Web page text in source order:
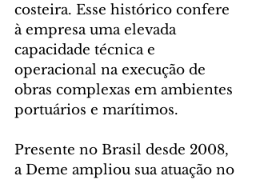
costeira. Esse histórico confere
à empresa uma elevada
capacidade técnica e
operacional na execução de
obras complexas em ambientes
portuários e marítimos.
Presente no Brasil desde 2008,
a Deme ampliou sua atuação no